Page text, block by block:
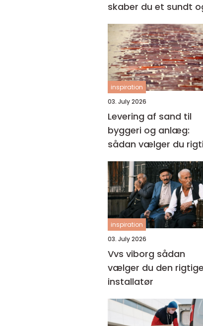
skaber du et sundt
professionelt
arbejdsmiljø
inspiration
03. July 2026
Levering af sand til
byggeri og anlæg:
sådan vælger du
inspiration
03. July 2026
Vvs viborg sådan
vælger du den rigtige
installatør